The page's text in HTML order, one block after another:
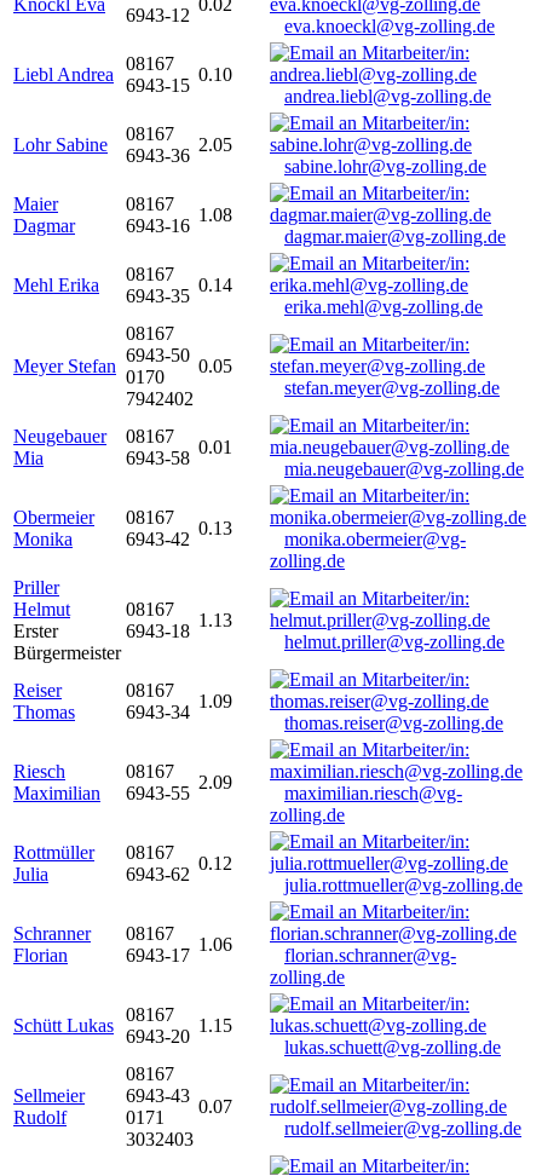
Knöckl Eva
6943-12
0.02
eva.knoeckl@vg-zolling.de
Liebl Andrea
08167
6943-15
0.10
andrea.liebl@vg-zolling.de
Lohr Sabine
08167
6943-36
2.05
sabine.lohr@vg-zolling.de
Maier
Dagmar
08167
6943-16
1.08
dagmar.maier@vg-zolling.de
Mehl Erika
08167
6943-35
0.14
erika.mehl@vg-zolling.de
Meyer Stefan
08167
6943-50
0170
7942402
0.05
stefan.meyer@vg-zolling.de
Neugebauer
Mia
08167
6943-58
0.01
mia.neugebauer@vg-zolling.de
Obermeier
Monika
08167
6943-42
0.13
monika.obermeier@vg-
zolling.de
Priller
Helmut
Erster
Bürgermeister
08167
6943-18
1.13
helmut.priller@vg-zolling.de
Reiser
Thomas
08167
6943-34
1.09
thomas.reiser@vg-zolling.de
Riesch
Maximilian
08167
6943-55
2.09
maximilian.riesch@vg-
zolling.de
Rottmüller
Julia
08167
6943-62
0.12
julia.rottmueller@vg-zolling.de
Schranner
Florian
08167
6943-17
1.06
florian.schranner@vg-
zolling.de
Schütt Lukas
08167
6943-20
1.15
lukas.schuett@vg-zolling.de
Sellmeier
Rudolf
08167
6943-43
0171
3032403
0.07
rudolf.sellmeier@vg-zolling.de